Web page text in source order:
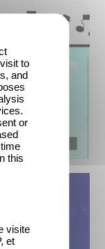
to
and
or
this
visite
et